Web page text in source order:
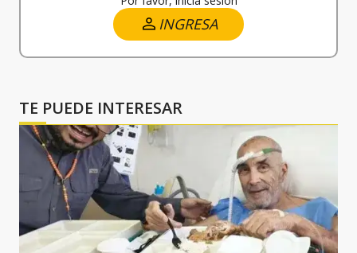
INGRESA
TE PUEDE INTERESAR